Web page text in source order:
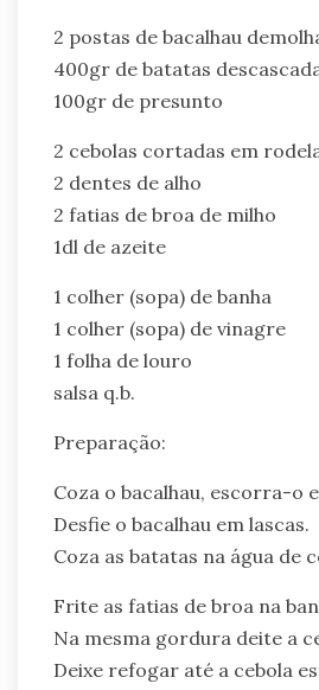
2 postas de bacalhau
400gr de batatas
100gr de presunto
2 cebolas cortadas em
2 dentes de alho
2 fatias de broa de milho
1dl de azeite
1 colher (sopa) de banha
1 colher (sopa) de vinagre
1 folha de louro
salsa q.b.
Preparação:
Coza o bacalhau, escorra-o
Desfie o bacalhau em lascas.
Coza as batatas na água de
Frite as fatias de broa na
Na mesma gordura deite a
Deixe refogar até a cebola